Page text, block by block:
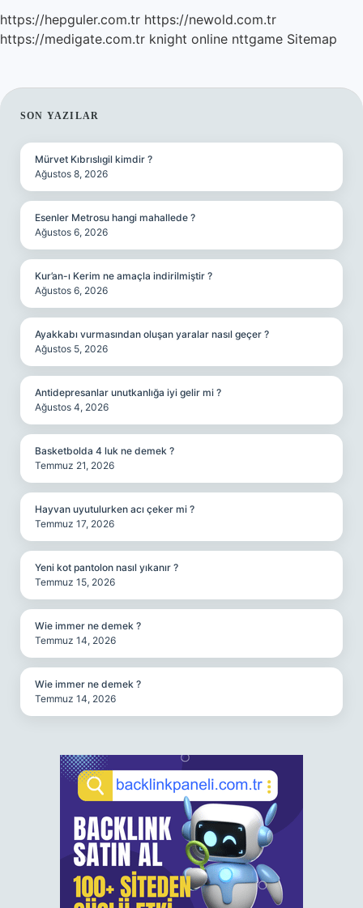
https://hepguler.com.tr https://newold.com.tr
https://medigate.com.tr knight online nttgame Sitemap
SIDEBAR
SON YAZILAR
Mürvet Kıbrıslıgil kimdir ?
Ağustos 8, 2026
Esenler Metrosu hangi mahallede ?
Ağustos 6, 2026
Kur’an-ı Kerim ne amaçla indirilmiştir ?
Ağustos 6, 2026
Ayakkabı vurmasından oluşan yaralar nasıl geçer ?
Ağustos 5, 2026
Antidepresanlar unutkanlığa iyi gelir mi ?
Ağustos 4, 2026
Basketbolda 4 luk ne demek ?
Temmuz 21, 2026
Hayvan uyutulurken acı çeker mi ?
Temmuz 17, 2026
Yeni kot pantolon nasıl yıkanır ?
Temmuz 15, 2026
Wie immer ne demek ?
Temmuz 14, 2026
Wie immer ne demek ?
Temmuz 14, 2026